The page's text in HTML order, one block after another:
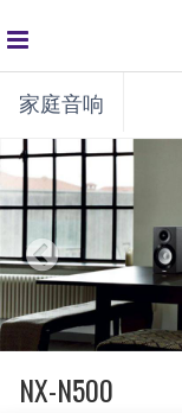
global
navigation
家庭音响
NX-N500